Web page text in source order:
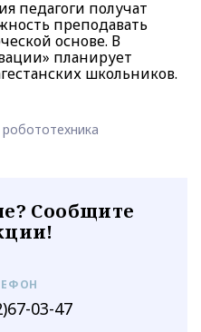
педагоги получат
преподавать
основе. В
планирует
школьников.
робототехника
Сообщите
03-47